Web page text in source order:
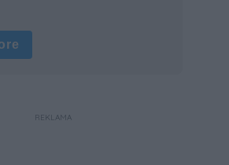
REKLAMA